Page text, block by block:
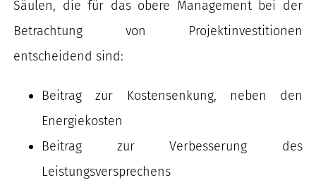
Säulen, die für das obere Management bei der
Betrachtung von Projektinvestitionen
entscheidend sind:
Beitrag zur Kostensenkung, neben den
Energiekosten
Beitrag zur Verbesserung des
Leistungsversprechens